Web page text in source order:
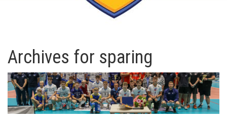
Archives for sparing